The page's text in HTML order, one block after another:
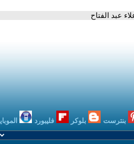
عبد الفتاح
بنترست بلوكر فليبورد